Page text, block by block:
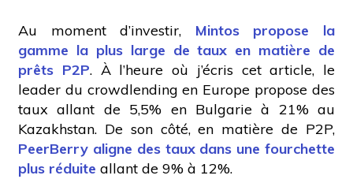
Au moment d’investir, Mintos propose la
gamme la plus large de taux en matière de
prêts P2P. À l’heure où j’écris cet article, le
leader du crowdlending en Europe propose des
taux allant de 5,5% en Bulgarie à 21% au
Kazakhstan. De son côté, en matière de P2P,
PeerBerry aligne des taux dans une fourchette
plus réduite allant de 9% à 12%.